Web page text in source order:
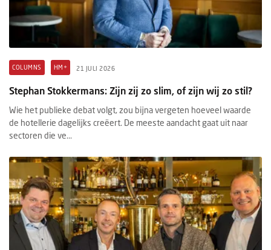
COLUMNS HM+ 21 JULI 2026
Stephan Stokkermans: Zijn zij zo slim, of zijn wij zo stil?
Wie het publieke debat volgt, zou bijna vergeten hoeveel waarde
de hotellerie dagelijks creëert. De meeste aandacht gaat uit naar
sectoren die ve...